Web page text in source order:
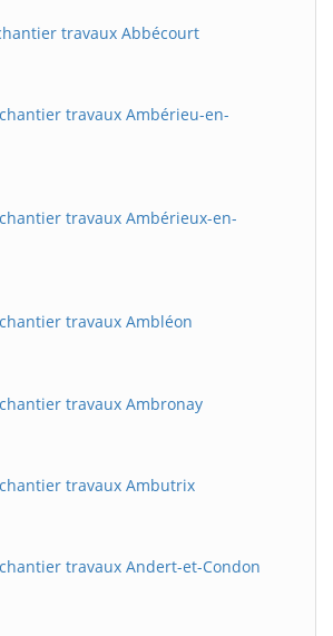
travaux Abbécourt
travaux Ambérieu-en-
travaux Ambérieux-en-
travaux Ambléon
travaux Ambronay
travaux Ambutrix
travaux Andert-et-Condon